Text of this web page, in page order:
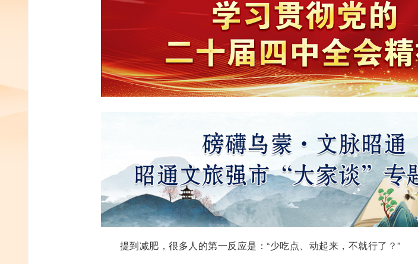
提到减肥，很多人的第一反应是：“少吃点、动起来，不就行了？”